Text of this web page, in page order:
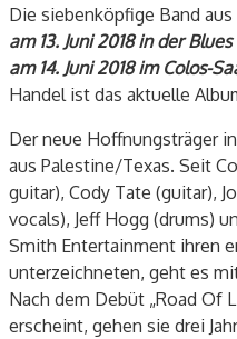
Die siebenköpfige Band
am 13. Juni 2018 in der
am 14. Juni 2018 im Colos-
Handel ist das aktuelle
Der neue Hoffnungsträger
aus Palestine/Texas. Seit
guitar), Cody Tate (guitar),
vocals), Jeff Hogg (drums)
Smith Entertainment ihren
unterzeichneten, geht es
Nach dem Debüt „Road Of
erscheint, gehen sie drei